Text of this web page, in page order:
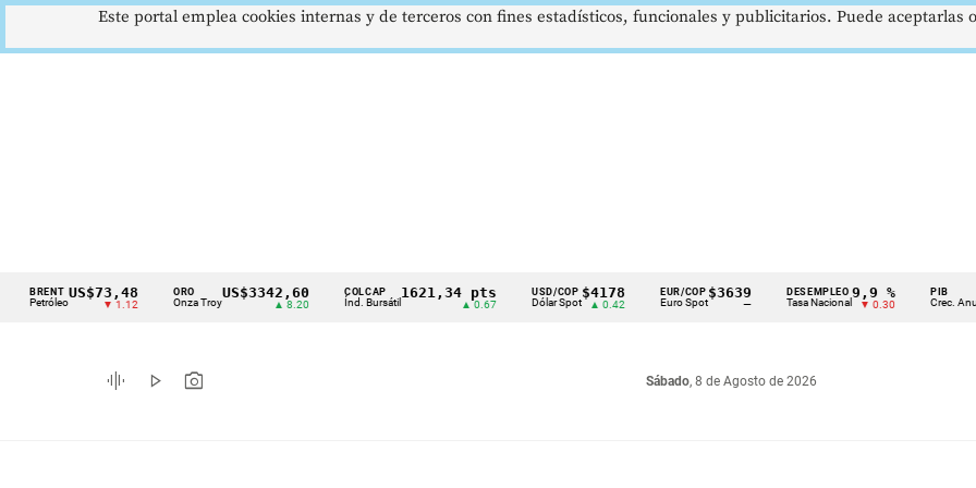
Cintillo
indicadores
económicos
US$73,48
▼ 1.12
ORO
Onza Troy
US$3342,60 COLCAP
Índ. Bursátil
1621,34 pts USD/COP
Dólar Spot
$4178
▲ 0.42
EUR/COP
Euro Spot
$3639
—
DESEMPLEO
Tasa Nacional
9,9 %
▼ 0.30
PIB
Crec. Anual
2,8 %
▲
graphic_eq play_arrow photo_camera Sábado, 8 de Agosto de 2026
Este portal emplea cookies internas y de terceros con fines estadísticos, funcionales y publicitarios. Puede aceptarlas